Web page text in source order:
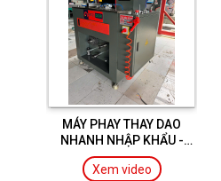
MÁY PHAY THAY DAO
NHANH NHẬP KHẨU -
TẶNG KÈM 2 LƯỠI XINGFA
CÁNH VÀ KHUNG
Xem video